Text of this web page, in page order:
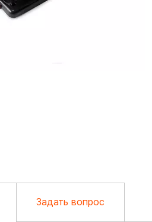
Задать вопрос